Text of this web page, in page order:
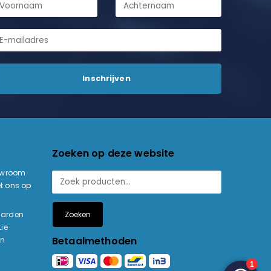
ons op
Zoeken op deze website
Zoeken
Betaalmethoden